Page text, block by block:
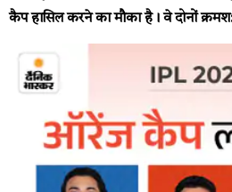
कैप हासिल करने का मौका है। वे दोनों